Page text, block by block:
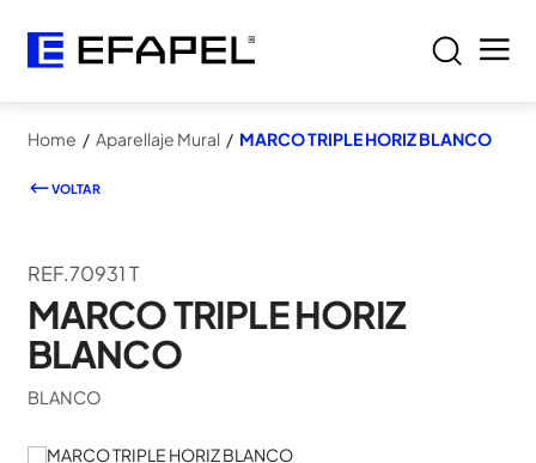
Home / Aparellaje Mural / MARCO TRIPLE HORIZ BLANCO
VOLTAR
REF.70931 T
MARCO TRIPLE HORIZ
BLANCO
BLANCO